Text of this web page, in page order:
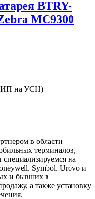
BTRY-
MC9300
(ИП на УСН)
в области
терминалов,
на
Symbol, Urovo и
и бывших в
а также установку